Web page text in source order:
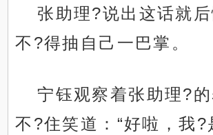
张助理?说出这话就
不?得抽自己一巴掌。
宁钰观察着张助理?
不?住笑道：“好啦，我?